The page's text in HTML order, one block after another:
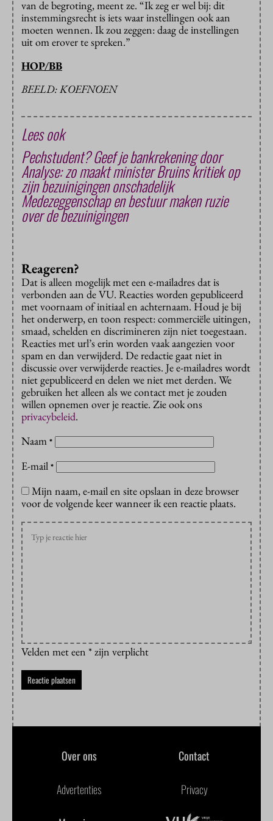
van de begroting, meent ze. “Ik zeg er wel bij: dit
instemmingsrecht is iets waar instellingen ook aan
moeten wennen. Ik zou zeggen: daag de instellingen
uit om erover te spreken.”
HOP/BB
BEELD: KOEFNOEN
Lees ook
Pechstudent? Geef je bankrekening door
Analyse: zo maakt minister Bruins kritiek op
zijn bezuinigingen onschadelijk
Medezeggenschap en bestuur maken ruzie
over de bezuinigingen
Reageren?
Dat is alleen mogelijk met een e-mailadres dat is
verbonden aan de VU. Reacties worden gepubliceerd
met voornaam of initiaal en achternaam. Houd je bij
het onderwerp, en toon respect: commerciële uitingen,
smaad, schelden en discrimineren zijn niet toegestaan.
Reacties met url’s erin worden vaak aangezien voor
spam en dan verwijderd. De redactie gaat niet in
discussie over verwijderde reacties. Je e-mailadres wordt
niet gepubliceerd en delen we niet met derden. We
gebruiken het alleen als we contact met je zouden
willen opnemen over je reactie. Zie ook ons
privacybeleid.
Naam *
E-mail *
Mijn naam, e-mail en site opslaan in deze browser
voor de volgende keer wanneer ik een reactie plaats.
Velden met een * zijn verplicht
Over ons Contact
Advertenties Privacy